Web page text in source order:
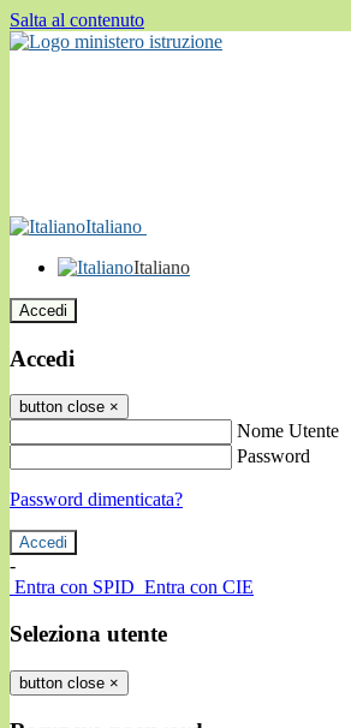
Salta al contenuto
Italiano
Italiano
Accedi
Accedi
button close ×
Nome Utente
Password
Password dimenticata?
-
Entra con SPID Entra con CIE
Seleziona utente
button close ×